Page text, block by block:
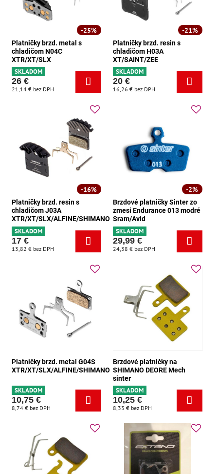
25%
Platničky brzd. metal s
chladičom N04C
XTR/XT/SLX
SKLADOM
26 €
21,14 € bez DPH
21%
Platničky brzd. resin s
chladičom H03A
XT/SAINT/ZEE
SKLADOM
20 €
16,26 € bez DPH
16%
Platničky brzd. resin s
chladičom J03A
XTR/XT/SLX/ALFINE/SHIMANO
SKLADOM
17 €
13,82 € bez DPH
2%
Brzdové platničky Sinter zo
zmesi Endurance 013 modré
Sram/Avid
SKLADOM
29,99 €
24,38 € bez DPH
Platničky brzd. metal G04S
XTR/XT/SLX/ALFINE/SHIMANO
SKLADOM
10,75 €
8,74 € bez DPH
Brzdové platničky na
SHIMANO DEORE Mech
sinter
SKLADOM
10,25 €
8,33 € bez DPH